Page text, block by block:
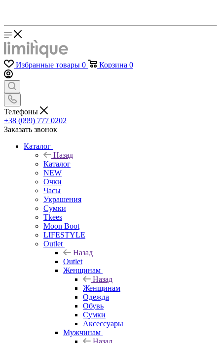
Избранные товары 0 Корзина 0
Телефоны
+38 (099) 777 0202
Заказать звонок
Каталог
Назад
Каталог
NEW
Очки
Часы
Украшения
Сумки
Tkees
Moon Boot
LIFESTYLE
Outlet
Назад
Outlet
Женщинам
Назад
Женщинам
Одежда
Обувь
Сумки
Аксессуары
Мужчинам
Назад